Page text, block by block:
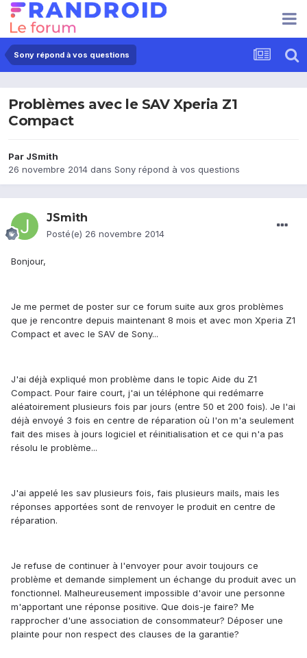
Sony répond à vos questions
Problèmes avec le SAV Xperia Z1
Compact
Par JSmith
26 novembre 2014 dans Sony répond à vos questions
JSmith
Posté(e) 26 novembre 2014
Bonjour,
Je me permet de poster sur ce forum suite aux gros problèmes
que je rencontre depuis maintenant 8 mois et avec mon Xperia Z1
Compact et avec le SAV de Sony...
J'ai déjà expliqué mon problème dans le topic Aide du Z1
Compact. Pour faire court, j'ai un téléphone qui redémarre
aléatoirement plusieurs fois par jours (entre 50 et 200 fois). Je l'ai
déjà envoyé 3 fois en centre de réparation où l'on m'a seulement
fait des mises à jours logiciel et réinitialisation et ce qui n'a pas
résolu le problème...
J'ai appelé les sav plusieurs fois, fais plusieurs mails, mais les
réponses apportées sont de renvoyer le produit en centre de
réparation.
Je refuse de continuer à l'envoyer pour avoir toujours ce
problème et demande simplement un échange du produit avec un
fonctionnel. Malheureusement impossible d'avoir une personne
m'apportant une réponse positive. Que dois-je faire? Me
rapprocher d'une association de consommateur? Déposer une
plainte pour non respect des clauses de la garantie?